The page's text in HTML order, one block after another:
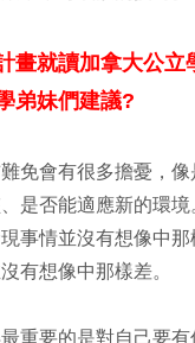
畫就讀加拿大公立
弟妹們建議?
免會有很多擔憂，
是否能適應新的環境
事情並沒有想像中
有想像中那樣差。
重要的是對自己要有